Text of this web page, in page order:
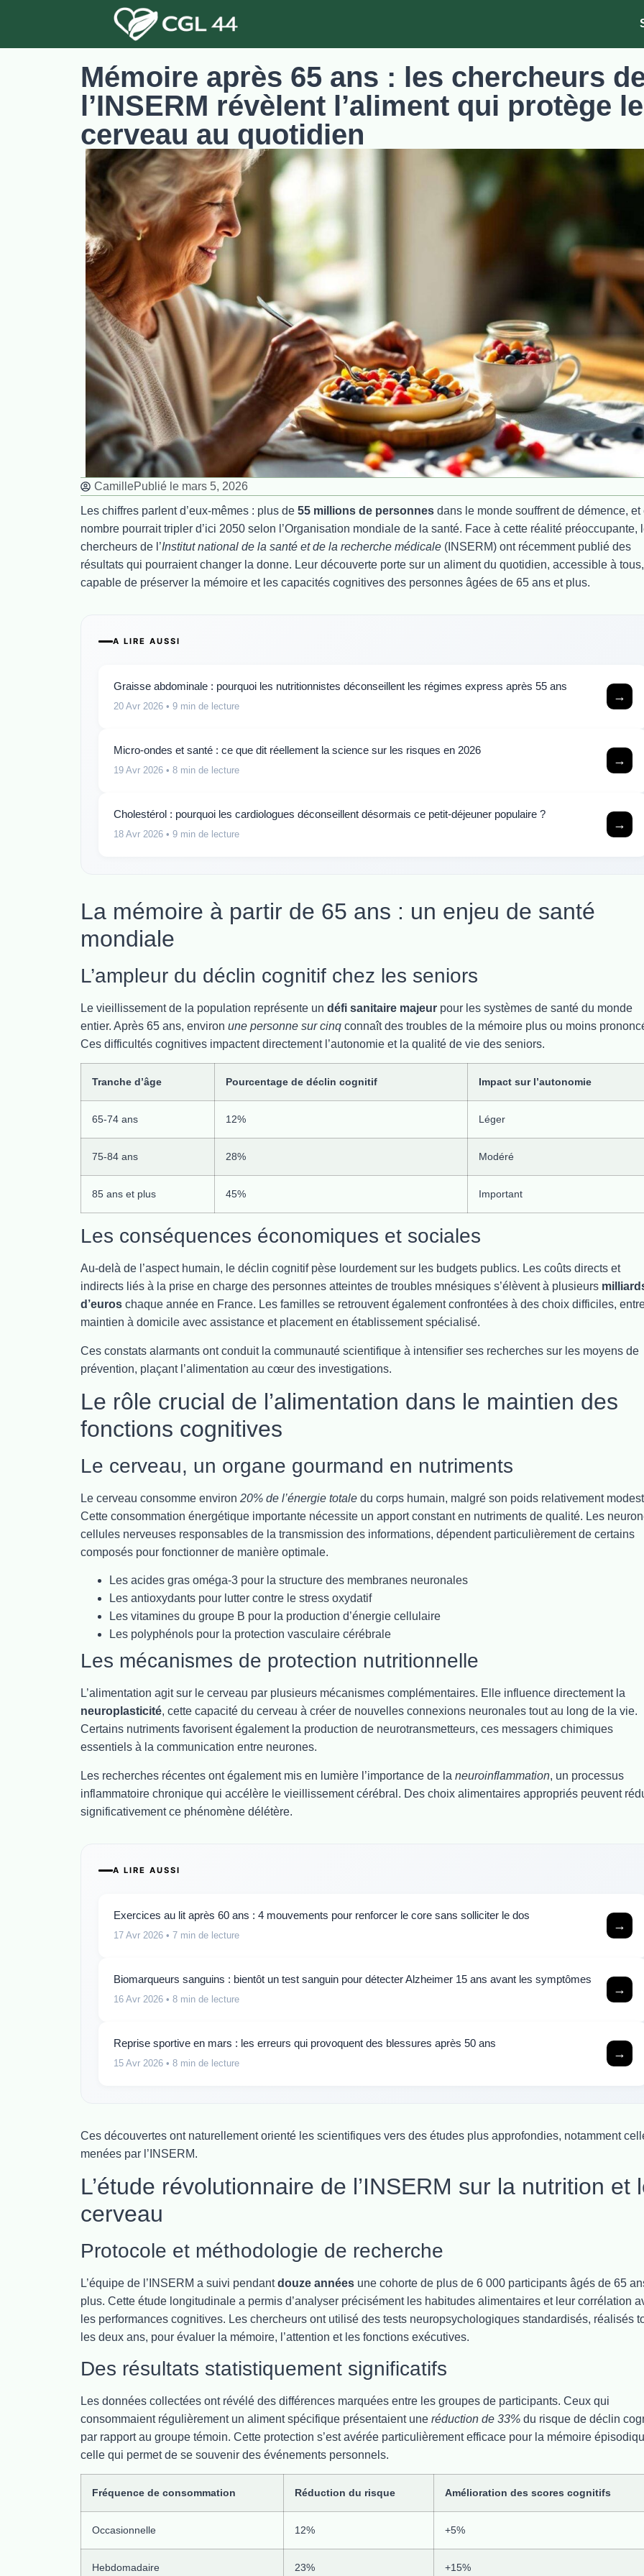
Mémoire après 65 ans : les chercheurs
l’INSERM révèlent l’aliment qui protège le
cerveau au quotidien
CamillePublié le mars 5, 2026
Les chiffres parlent d’eux-mêmes : plus de 55 millions de personnes dans le monde souffrent de démence, et
nombre pourrait tripler d’ici 2050 selon l’Organisation mondiale de la santé. Face à cette réalité préoccupante,
chercheurs de l’Institut national de la santé et de la recherche médicale (INSERM) ont récemment publié des
résultats qui pourraient changer la donne. Leur découverte porte sur un aliment du quotidien, accessible à tous,
capable de préserver la mémoire et les capacités cognitives des personnes âgées de 65 ans et plus.
A LIRE AUSSI
Graisse abdominale : pourquoi les nutritionnistes déconseillent les régimes express après 55 ans
20 Avr 2026 • 9 min de lecture
→
Micro-ondes et santé : ce que dit réellement la science sur les risques en 2026
19 Avr 2026 • 8 min de lecture
→
Cholestérol : pourquoi les cardiologues déconseillent désormais ce petit-déjeuner populaire ?
18 Avr 2026 • 9 min de lecture
→
La mémoire à partir de 65 ans : un enjeu de santé
mondiale
L’ampleur du déclin cognitif chez les seniors
Le vieillissement de la population représente un défi sanitaire majeur pour les systèmes de santé du monde
entier. Après 65 ans, environ une personne sur cinq connaît des troubles de la mémoire plus ou moins
Ces difficultés cognitives impactent directement l’autonomie et la qualité de vie des seniors.
Tranche d’âge Pourcentage de déclin cognitif Impact sur l’autonomie
65-74 ans 12% Léger
75-84 ans 28% Modéré
85 ans et plus 45% Important
Les conséquences économiques et sociales
Au-delà de l’aspect humain, le déclin cognitif pèse lourdement sur les budgets publics. Les coûts directs et
indirects liés à la prise en charge des personnes atteintes de troubles mnésiques s’élèvent à plusieurs
d’euros chaque année en France. Les familles se retrouvent également confrontées à des choix difficiles,
maintien à domicile avec assistance et placement en établissement spécialisé.
Ces constats alarmants ont conduit la communauté scientifique à intensifier ses recherches sur les moyens de
prévention, plaçant l’alimentation au cœur des investigations.
Le rôle crucial de l’alimentation dans le maintien des
fonctions cognitives
Le cerveau, un organe gourmand en nutriments
Le cerveau consomme environ 20% de l’énergie totale du corps humain, malgré son poids relativement
Cette consommation énergétique importante nécessite un apport constant en nutriments de qualité. Les
cellules nerveuses responsables de la transmission des informations, dépendent particulièrement de certains
composés pour fonctionner de manière optimale.
Les acides gras oméga-3 pour la structure des membranes neuronales
Les antioxydants pour lutter contre le stress oxydatif
Les vitamines du groupe B pour la production d’énergie cellulaire
Les polyphénols pour la protection vasculaire cérébrale
Les mécanismes de protection nutritionnelle
L’alimentation agit sur le cerveau par plusieurs mécanismes complémentaires. Elle influence directement la
neuroplasticité, cette capacité du cerveau à créer de nouvelles connexions neuronales tout au long de la vie.
Certains nutriments favorisent également la production de neurotransmetteurs, ces messagers chimiques
essentiels à la communication entre neurones.
Les recherches récentes ont également mis en lumière l’importance de la neuroinflammation, un processus
inflammatoire chronique qui accélère le vieillissement cérébral. Des choix alimentaires appropriés peuvent
significativement ce phénomène délétère.
A LIRE AUSSI
Exercices au lit après 60 ans : 4 mouvements pour renforcer le core sans solliciter le dos
17 Avr 2026 • 7 min de lecture
→
Biomarqueurs sanguins : bientôt un test sanguin pour détecter Alzheimer 15 ans avant les symptômes
16 Avr 2026 • 8 min de lecture
→
Reprise sportive en mars : les erreurs qui provoquent des blessures après 50 ans
15 Avr 2026 • 8 min de lecture
→
Ces découvertes ont naturellement orienté les scientifiques vers des études plus approfondies, notamment
menées par l’INSERM.
L’étude révolutionnaire de l’INSERM sur la nutrition et
cerveau
Protocole et méthodologie de recherche
L’équipe de l’INSERM a suivi pendantdouze années une cohorte de plus de 6 000 participants âgés de 65
plus. Cette étude longitudinale a permis d’analyser précisément les habitudes alimentaires et leur corrélation
les performances cognitives. Les chercheurs ont utilisé des tests neuropsychologiques standardisés, réalisés
les deux ans, pour évaluer la mémoire, l’attention et les fonctions exécutives.
Des résultats statistiquement significatifs
Les données collectées ont révélé des différences marquées entre les groupes de participants. Ceux qui
consommaient régulièrement un aliment spécifique présentaient une réduction de 33% du risque de déclin
par rapport au groupe témoin. Cette protection s’est avérée particulièrement efficace pour la mémoire
celle qui permet de se souvenir des événements personnels.
Fréquence de consommation Réduction du risque Amélioration des scores cognitifs
Occasionnelle 12% +5%
Hebdomadaire 23% +15%